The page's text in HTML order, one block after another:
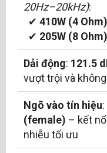
20Hz–20kHz):
✔ 410W (4 Ohm)
✔ 205W (8 Ohm)
Dải động: 121.5
vượt trội và
Ngõ vào tín hiệu:
(female) – kết
nhiễu tối ưu